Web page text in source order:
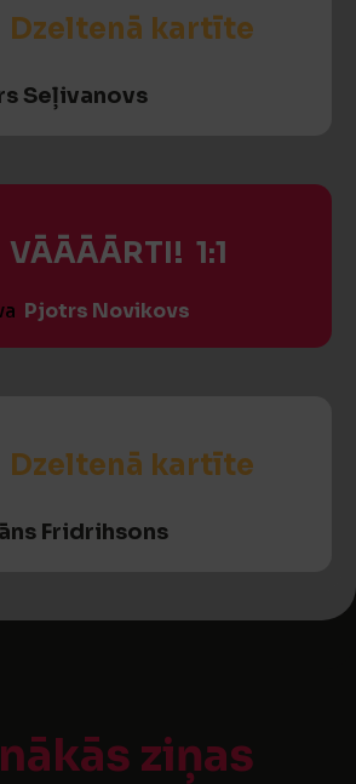
Dzeltenā kartīte
Seļivanovs
VĀĀĀĀRTI! 1:1
Pjotrs Novikovs
Dzeltenā kartīte
Fridrihsons
ziņas